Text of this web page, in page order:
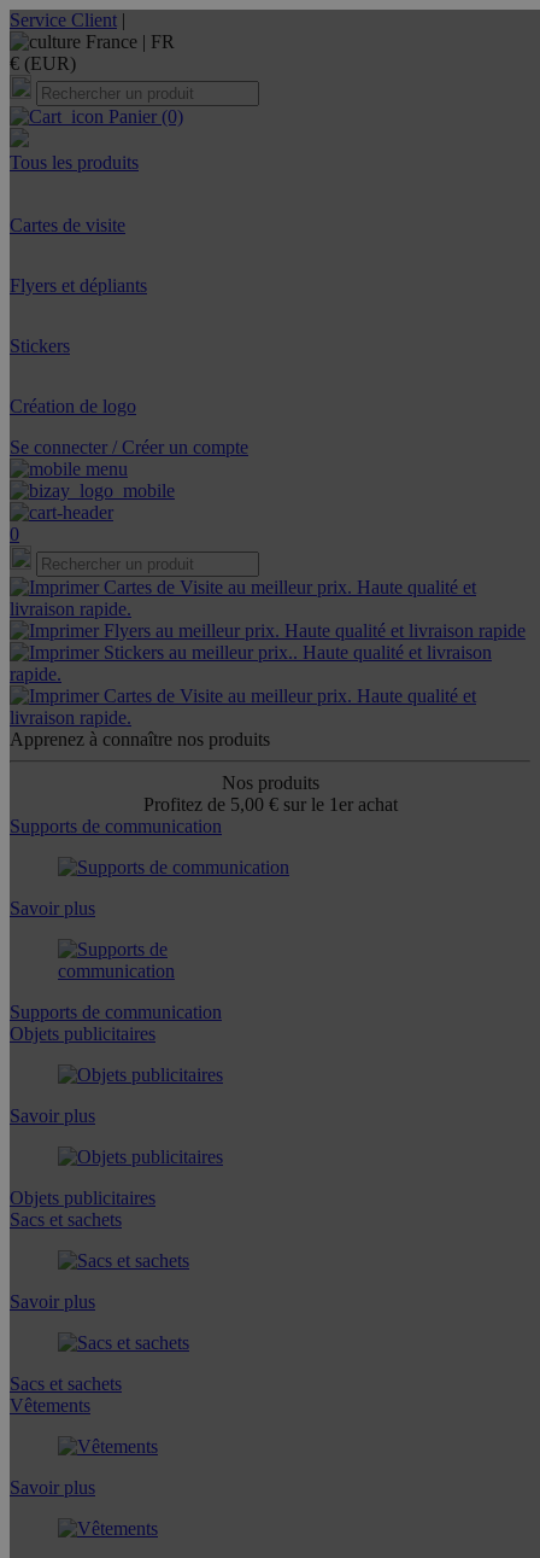
Service Client |
France | FR
€ (EUR)
Panier (0)
Tous les produits
Cartes de visite
Flyers et dépliants
Stickers
Création de logo
Se connecter / Créer un compte
0
Apprenez à connaître nos produits
Nos produits
Profitez de 5,00 € sur le 1er achat
Supports de communication
Savoir plus
Supports de communication
Objets publicitaires
Savoir plus
Objets publicitaires
Sacs et sachets
Savoir plus
Sacs et sachets
Vêtements
Savoir plus